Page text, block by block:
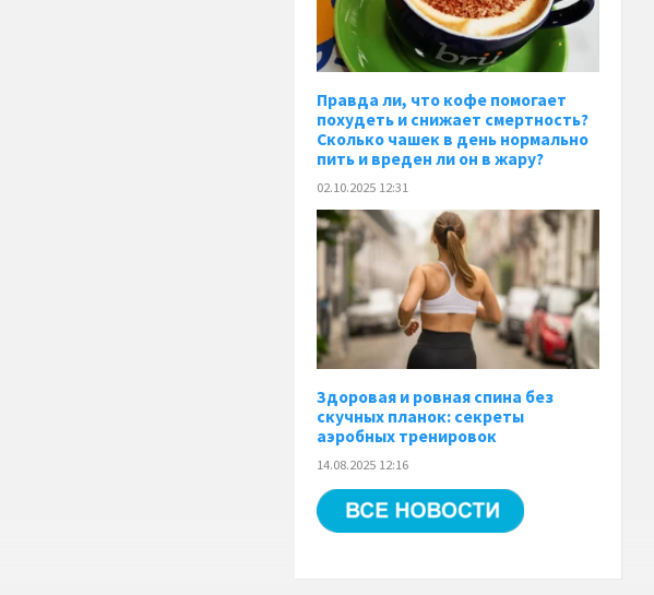
Правда ли, что кофе помогает
похудеть и снижает смертность?
Сколько чашек в день нормально
пить и вреден ли он в жару?
02.10.2025 12:31
Здоровая и ровная спина без
скучных планок: секреты
аэробных тренировок
14.08.2025 12:16